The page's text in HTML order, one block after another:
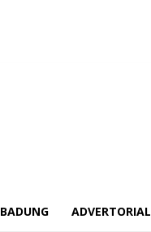
BADUNG ADVERTORIAL